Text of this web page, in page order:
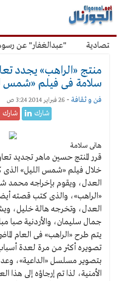
القائمة
الرئيسية
"عبدالغفار" عن
منتج «الراهب» يجدد
سلامة فى فيلم «شمس
فن و ثقافة - 26 فبراير 2014 3:24 ص
شارك شارك
هانى سلامة
قرر المنتج حسين ماهر تجديد
خلال فيلم «شمس الليل»
العدل، ويقوم بإخراجه محمد
«الراهب»، والذى كتب قصته
العدل، وتخرجه هالة خليل،
جمال سليمان، والأردنية صبا
يتم طرح «الراهب» فى العام
تصويره أكثر من مرة لعدة
بتصوير مسلسل «الداعية»،
الأمنية، لذا تم إرجاؤه إلى هذا